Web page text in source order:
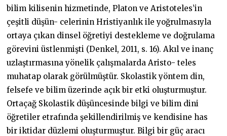
bilim kilisenin hizmetinde, Platon ve Aristoteles’in
çeşitli düşün- celerinin Hristiyanlık ile yoğrulmasıyla
ortaya çıkan dinsel öğretiyi destekleme ve doğrulama
görevini üstlenmişti (Denkel, 2011, s. 16). Akıl ve inanç
uzlaştırmasına yönelik çalışmalarda Aristo- teles
muhatap olarak görülmüştür. Skolastik yöntem din,
felsefe ve bilim üzerinde açık bir etki oluşturmuştur.
Ortaçağ Skolastik düşüncesinde bilgi ve bilim dini
öğretiler etrafında şekillendirilmiş ve kendisine has
bir iktidar düzlemi oluşturmuştur. Bilgi bir güç aracı